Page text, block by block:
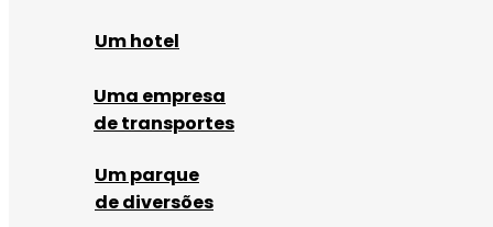
Um hotel
Uma empresa
de transportes
Um parque
de diversões